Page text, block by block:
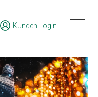
Kunden Login